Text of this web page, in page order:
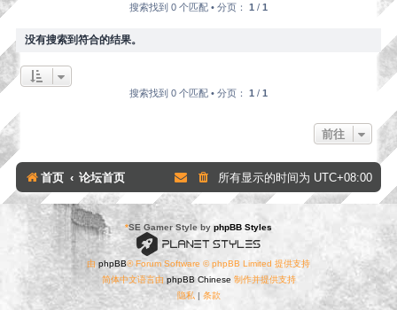
搜索找到 0 个匹配 • 分页： 1 / 1
没有搜索到符合的结果。
搜索找到 0 个匹配 • 分页： 1 / 1
前往
首页 论坛首页 所有显示的时间为 UTC+08:00
*SE Gamer Style by phpBB Styles
由 phpBB® Forum Software © phpBB Limited 提供支持
简体中文语言由 phpBB Chinese 制作并提供支持
隐私 | 条款